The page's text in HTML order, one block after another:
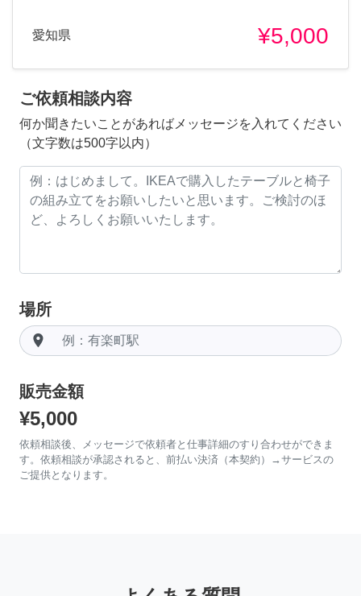
愛知県 ¥5,000
ご依頼相談内容
何か聞きたいことがあればメッセージを入れてください
（文字数は500字以内）
場所
room
販売金額
¥5,000
依頼相談後、メッセージで依頼者と仕事詳細のすり合わせができま
す。依頼相談が承認されると、前払い決済（本契約）→サービスの
ご提供となります。